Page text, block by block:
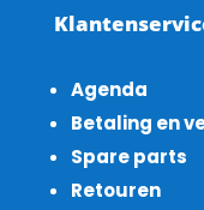
Agenda
Betaling en
Spare parts
Retouren